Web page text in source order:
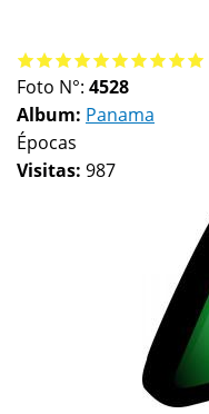
Foto N°: 4528
Album: Panama
Épocas
Visitas: 987